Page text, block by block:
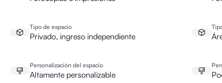
Tipo de espacio
Privado, ingreso independiente
Personalización del espacio
Altamente personalizable